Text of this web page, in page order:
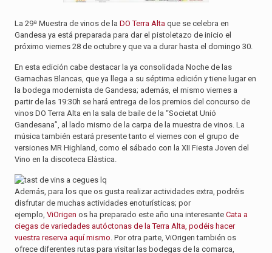
La 29ª Muestra de vinos de laDO Terra Alta que se celebra en
Gandesa ya está preparada para dar el pistoletazo de inicio el
próximo viernes 28 de octubre y que va a durar hasta el domingo 30.
En esta edición cabe destacar la ya consolidada Noche de las
Garnachas Blancas, que ya llega a su séptima edición y tiene lugar en
la bodega modernista de Gandesa; además, el mismo viernes a
partir de las 19:30h se hará entrega de los premios del concurso de
vinos DO Terra Alta en la sala de baile de la “Societat Unió
Gandesana”, al lado mismo de la carpa de la muestra de vinos. La
música también estará presente tanto el viernes con el grupo de
versiones MR Highland, como el sábado con la XII Fiesta Joven del
Vino en la discoteca Elàstica.
Además, para los que os gusta realizar actividades extra, podréis
disfrutar de muchas actividades enoturísticas; por
ejemplo,ViOrigen os ha preparado este año una interesanteCata a
ciegas de variedades autóctonas de la Terra Alta, podéis hacer
vuestra reserva aquí mismo. Por otra parte, ViOrigen también os
ofrece diferentes rutas para visitar las bodegas de la comarca,